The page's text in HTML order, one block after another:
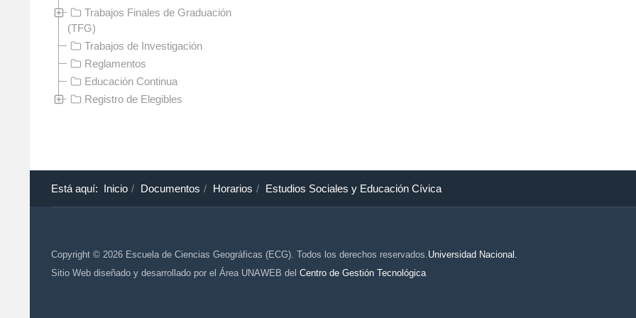
Trabajos Finales de Graduación
(TFG)
Trabajos de Investigación
Reglamentos
Educación Continua
Registro de Elegibles
Está aquí: Inicio Documentos Horarios Estudios Sociales y Educación Cívica
Copyright © 2026 Escuela de Ciencias Geográficas (ECG). Todos los derechos reservados. Universidad Nacional.
Sitio Web diseñado y desarrollado por el Área UNAWEB del Centro de Gestión Tecnológica